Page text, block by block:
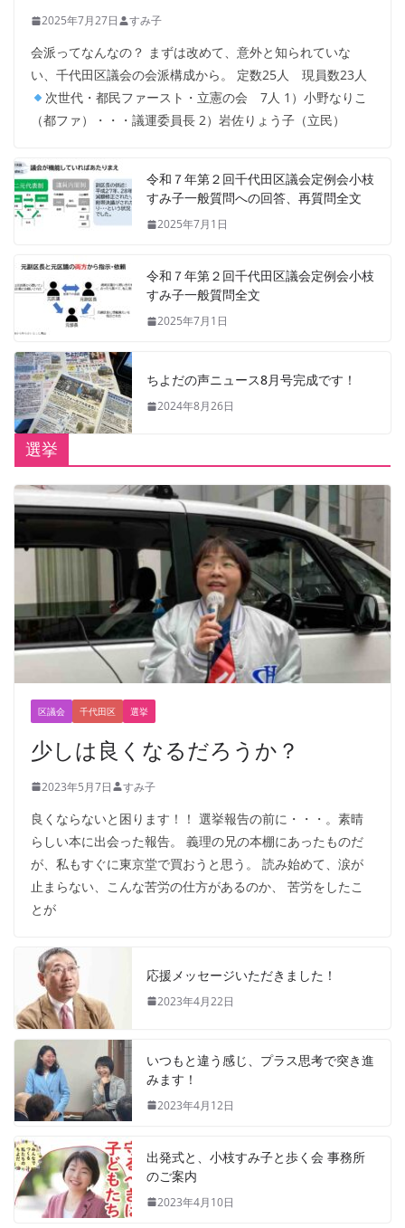
2025年7月27日 すみ子
会派ってなんなの？ まずは改めて、意外と知られていな
い、千代田区議会の会派構成から。 定数25人 現員数23人
次世代・都民ファースト・立憲の会 7人 1）小野なりこ
（都ファ）・・・議運委員長 2）岩佐りょう子（立民）
令和７年第２回千代田区議会定例会小枝
すみ子一般質問への回答、再質問全文
2025年7月1日
令和７年第２回千代田区議会定例会小枝
すみ子一般質問全文
2025年7月1日
ちよだの声ニュース8月号完成です！
2024年8月26日
選挙
区議会 千代田区 選挙
少しは良くなるだろうか？
2023年5月7日 すみ子
良くならないと困ります！！ 選挙報告の前に・・・。素晴
らしい本に出会った報告。 義理の兄の本棚にあったものだ
が、私もすぐに東京堂で買おうと思う。 読み始めて、涙が
止まらない、こんな苦労の仕方があるのか、 苦労をしたこ
とが
応援メッセージいただきました！
2023年4月22日
いつもと違う感じ、プラス思考で突き進
みます！
2023年4月12日
出発式と、小枝すみ子と歩く会 事務所
のご案内
2023年4月10日